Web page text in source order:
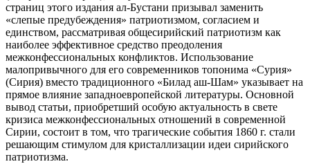
страниц этого издания ал-Бустани призывал заменить
«слепые предубеждения» патриотизмом, согласием и
единством, рассматривая общесирийский патриотизм как
наиболее эффективное средство преодоления
межконфессиональных конфликтов. Использование
малопривычного для его современников топонима «Сурия»
(Сирия) вместо традиционного «Билад аш-Шам» указывает на
прямое влияние западноевропейской литературы. Основной
вывод статьи, приобретший особую актуальность в свете
кризиса межконфессиональных отношений в современной
Сирии, состоит в том, что трагические события 1860 г. стали
решающим стимулом для кристаллизации идеи сирийского
патриотизма.